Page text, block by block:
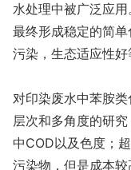
水处理中被广泛应
最终形成稳定的简
污染，生态适应性好
对印染废水中苯胺
层次和多角度的研
中COD以及色度；
污染物，但是成本